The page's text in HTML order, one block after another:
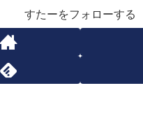
すたーをフォローする